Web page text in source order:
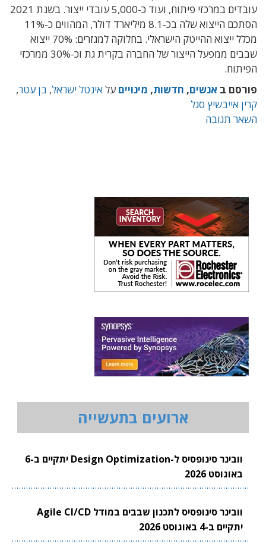
עובדים במרכזי פיתוח, ועוד כ-5,000 עובדי ייצור. בשנת 2021
הסתכם הייצוא שלה בכ-8.1 מיליארד דולר, המהווים כ-11%
מכלל ייצוא ההייטק הישראלי. בחלוקה למגזרים: 70% ייצוא
שבבים ממפעל הייצור של החברה בקרית גת וכ-30% ממרכזי
הפיתוח.
פורסם ב אנשים, חדשות, מינויים עלאינטל ישראל, בן עטר,
קרין אייבשיץ סגל
השאר תגובה
ארועים בתעשייה
וובינר סינופסיס ל-Design Optimization יתקיים ב-6
באוגוסט 2026
וובינר סינופסיס לתכנון שבבים במודל Agile CI/CD
יתקיים ב-4 באוגוסט 2026